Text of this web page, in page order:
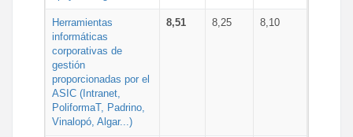
Herramientas
informáticas
corporativas de
gestión
proporcionadas por el
ASIC (Intranet,
PoliformaT, Padrino,
Vinalopó, Algar...)
8,51 8,25 8,10